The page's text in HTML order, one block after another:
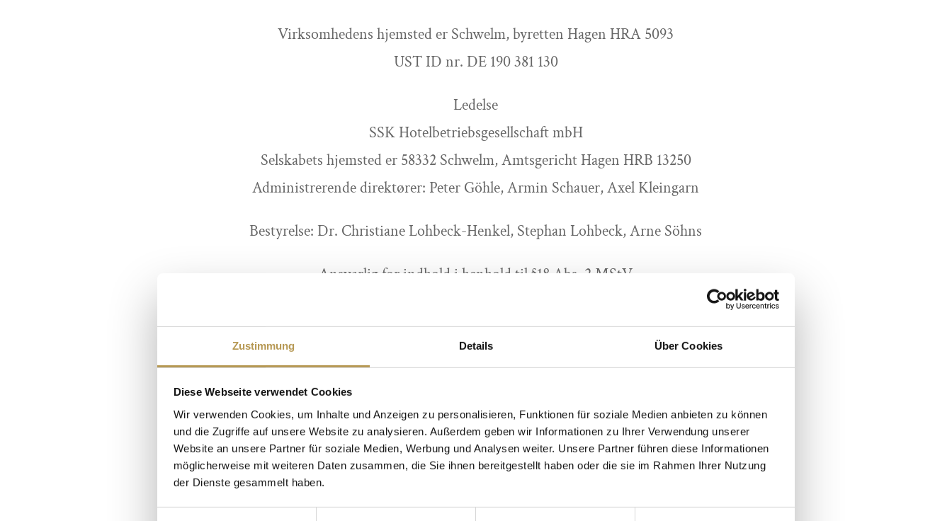
Zustimmung Details Über Cookies
Diese Webseite verwendet Cookies
Wir verwenden Cookies, um Inhalte und Anzeigen zu personalisieren, Funktionen für soziale Medien anbieten zu können
und die Zugriffe auf unsere Website zu analysieren. Außerdem geben wir Informationen zu Ihrer Verwendung unserer
Website an unsere Partner für soziale Medien, Werbung und Analysen weiter. Unsere Partner führen diese Informationen
möglicherweise mit weiteren Daten zusammen, die Sie ihnen bereitgestellt haben oder die sie im Rahmen Ihrer Nutzung
der Dienste gesammelt haben.
Virksomhedens hjemsted er Schwelm, byretten Hagen HRA 5093
UST ID nr. DE 190 381 130
Ledelse
SSK Hotelbetriebsgesellschaft mbH
Selskabets hjemsted er 58332 Schwelm, Amtsgericht Hagen HRB 13250
Administrerende direktører: Peter Göhle, Armin Schauer, Axel Kleingarn
Bestyrelse: Dr. Christiane Lohbeck-Henkel, Stephan Lohbeck, Arne Söhns
Ansvarlig for indhold i henhold til §18 Abs. 2 MStV
Generelle vilkår og betingelser for Dr. Lohbeck Privathotels GmbH & Co KG
Information om databeskyttelse
Kilder til de anvendte billeder og grafikker:
www.photocase.de, www.sxc.hu, www.fotolia.de, Dr. BABOR GmbH & Co. KG; Fotohaus
Ohl, Van Ryck Fotografie, Grand Visions, www.apmarketing.de, www.pocha.de, Christiane